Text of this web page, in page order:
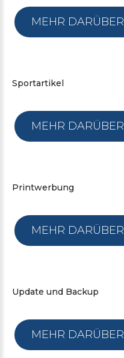
MEHR DARÜBER
Sportartikel
MEHR DARÜBER
Printwerbung
MEHR DARÜBER
Update und Backup
MEHR DARÜBER